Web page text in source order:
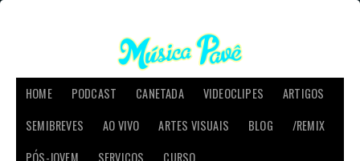
HOME PODCAST CANETADA VIDEOCLIPES
ARTIGOS
SEMIBREVES
AO VIVO ARTES VISUAIS BLOG
/REMIX
PÓS-JOVEM
SERVIÇOS CURSO